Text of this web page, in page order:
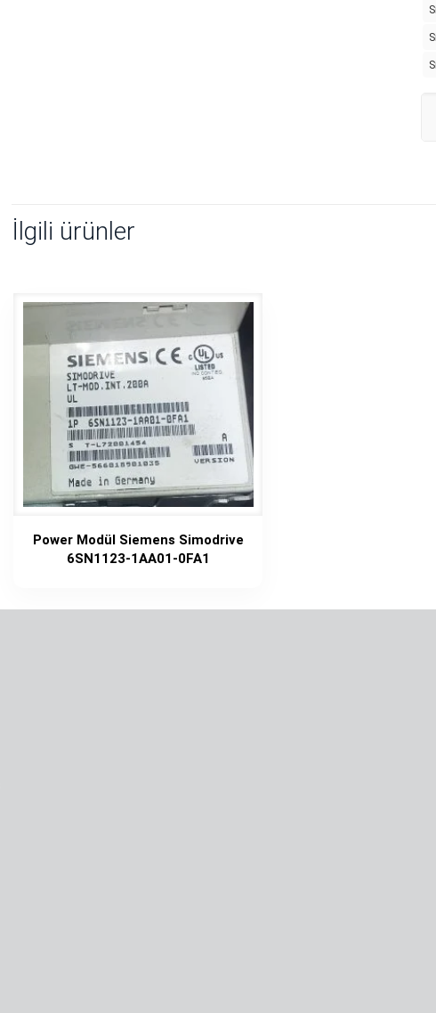
İlgili ürünler
Power Modül Siemens Simodrive
6SN1123-1AA01-0FA1